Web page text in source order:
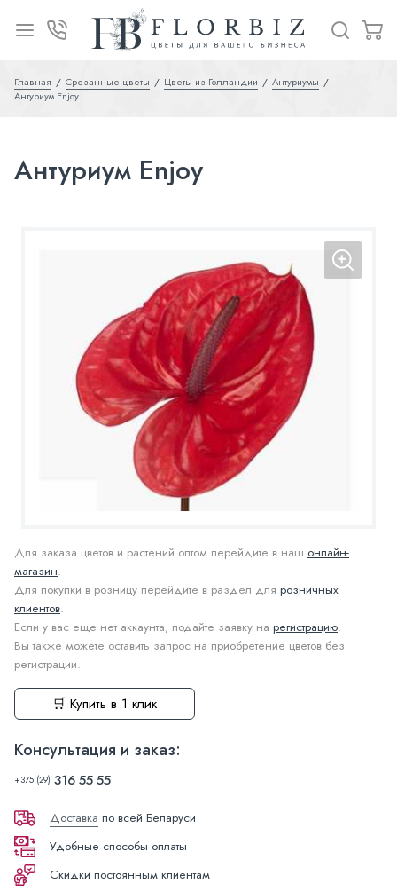
Главная Срезанные цветы Цветы из Голландии
Антуриумы
Антуриум Enjoy
Антуриум Enjoy
Для заказа цветов и растений оптом перейдите в наш онлайн-
магазин.
Для покупки в розницу перейдите в раздел для розничных
клиентов.
Если у вас еще нет аккаунта, подайте заявку на регистрацию.
Вы также можете оставить запрос на приобретение цветов без
регистрации.
🛒 Купить в 1 клик
Консультация и заказ:
+375 (29) 316 55 55
Доставка по всей Беларуси
Удобные способы оплаты
Скидки постоянным клиентам